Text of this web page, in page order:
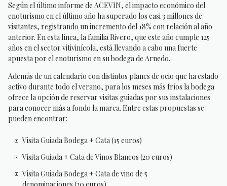
Según el último informe de ACEVIN, el impacto económico del
enoturismo en el último año ha superado los casi 3 millones de
visitantes, registrando un incremento del 18% con relación al año
anterior. En esta línea, la familia Rivero, que este año cumple 125
años en el sector vitivinícola, está llevando a cabo una fuerte
apuesta por el enoturismo en su bodega de Arnedo.
Además de un calendario con distintos planes de ocio que ha estado
activo durante todo el verano, para los meses más fríos la bodega
ofrece la opción de reservar visitas guiadas por sus instalaciones
para conocer más a fondo la marca. Entre estas propuestas se
pueden encontrar:
Visita Guiada Bodega + Cata (15 euros)
Visita Guiada + Cata de Vinos Blancos (20 euros)
Visita Guiada Bodega + Cata de vino de 5